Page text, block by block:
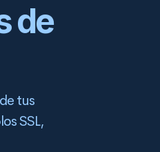
de
tus
SSL,